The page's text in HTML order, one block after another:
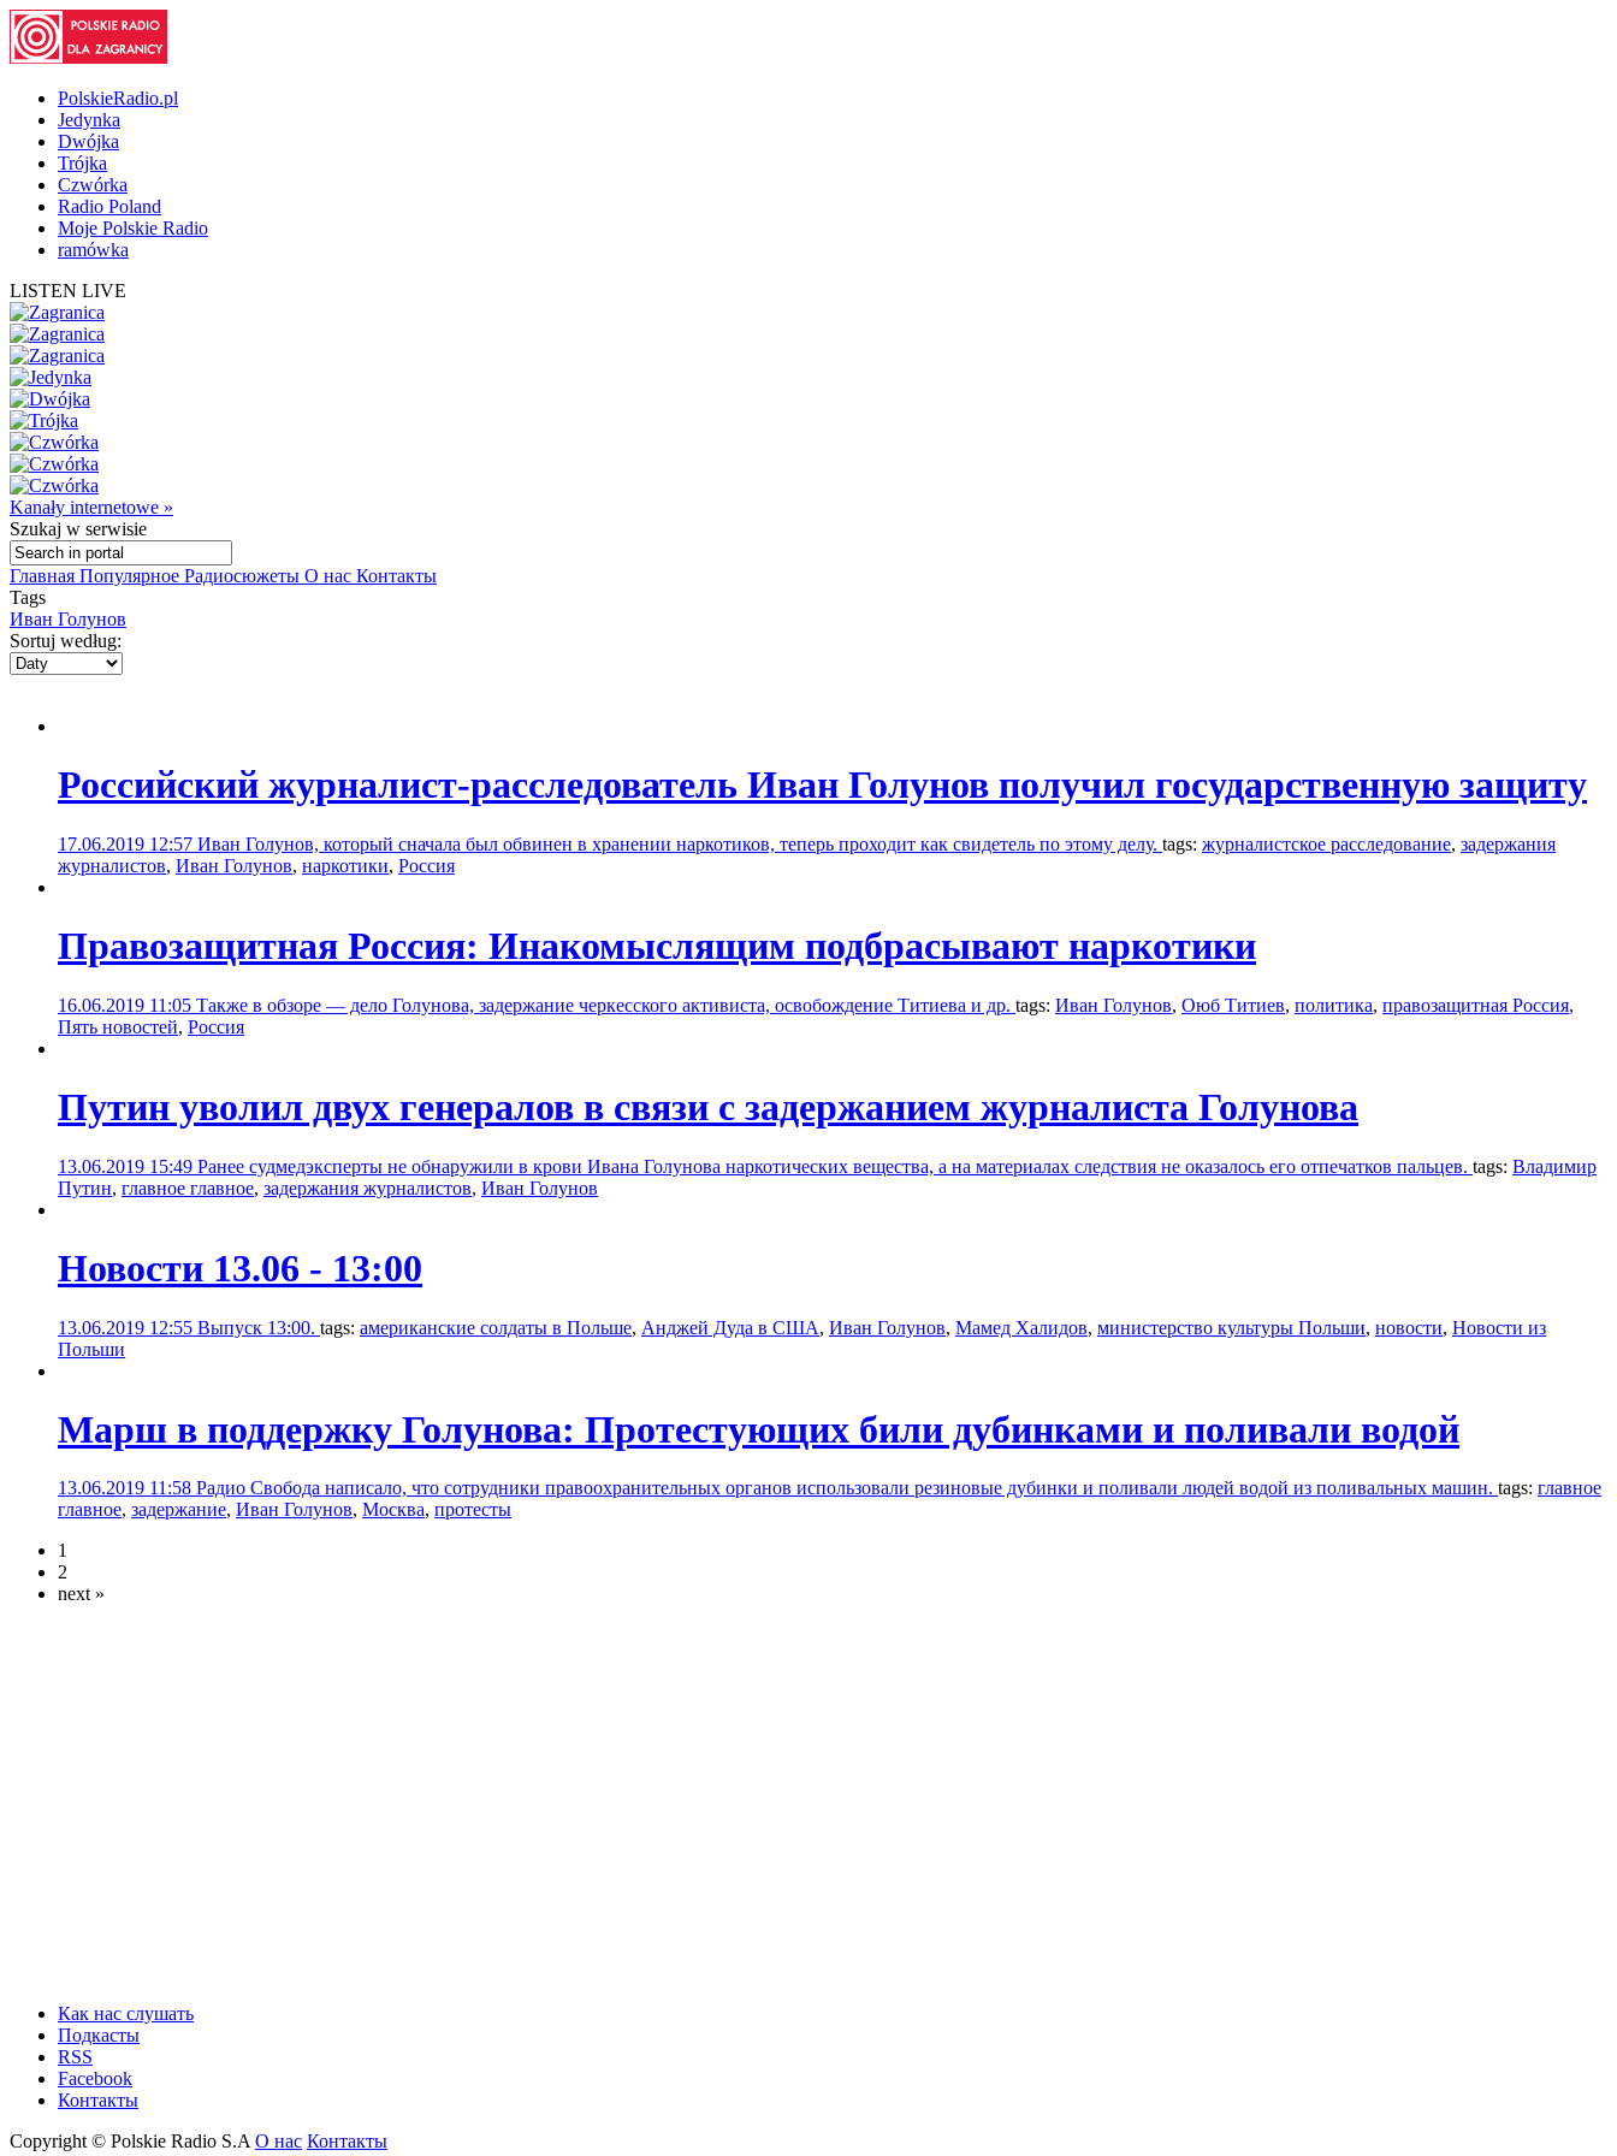
PolskieRadio.pl
Jedynka
Dwójka
Trójka
Czwórka
Radio Poland
Moje Polskie Radio
ramówka
LISTEN LIVE
Kanały internetowe »
Szukaj w serwisie
Главная Популярное Радиосюжеты О нас Контакты
Tags
Иван Голунов
Sortuj według:
Российский журналист-расследователь Иван Голунов получил государственную защиту
17.06.2019 12:57 Иван Голунов, который сначала был обвинен в хранении наркотиков, теперь проходит как свидетель по этому делу. tags: журналистское расследование, задержания
журналистов, Иван Голунов, наркотики, Россия
Правозащитная Россия: Инакомыслящим подбрасывают наркотики
16.06.2019 11:05 Также в обзоре — дело Голунова, задержание черкесского активиста, освобождение Титиева и др. tags: Иван Голунов, Оюб Титиев, политика, правозащитная Россия,
Пять новостей, Россия
Путин уволил двух генералов в связи с задержанием журналиста Голунова
13.06.2019 15:49 Ранее судмедэксперты не обнаружили в крови Ивана Голунова наркотических вещества, а на материалах следствия не оказалось его отпечатков пальцев. tags: Владимир
Путин, главное главное, задержания журналистов, Иван Голунов
Новости 13.06 - 13:00
13.06.2019 12:55 Выпуск 13:00. tags: американские солдаты в Польше, Анджей Дуда в США, Иван Голунов, Мамед Халидов, министерство культуры Польши, новости, Новости из
Польши
Марш в поддержку Голунова: Протестующих били дубинками и поливали водой
13.06.2019 11:58 Радио Свобода написало, что сотрудники правоохранительных органов использовали резиновые дубинки и поливали людей водой из поливальных машин. tags: главное
главное, задержание, Иван Голунов, Москва, протесты
1
2
next »
Как нас слушать
Подкасты
RSS
Facebook
Контакты
Copyright © Polskie Radio S.A О нас Контакты